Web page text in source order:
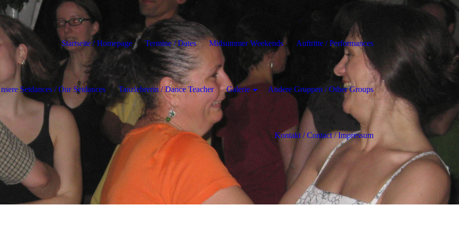
Startseite / Homepage Termine / Dates Midsummer Weekends Auftritte / Performances
Setdances / Our Setdances Tanzlehrerin / Dance Teacher Galerie Andere Gruppen / Other Groups
Kontakt / Contact / Impressum